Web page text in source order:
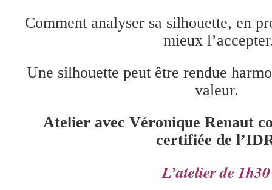
Comment analyser sa silhouette, en
mieux
Une silhouette peut être rendue
valeur.
Atelier avec Véronique Renaut
certifiée de
L’atelier de